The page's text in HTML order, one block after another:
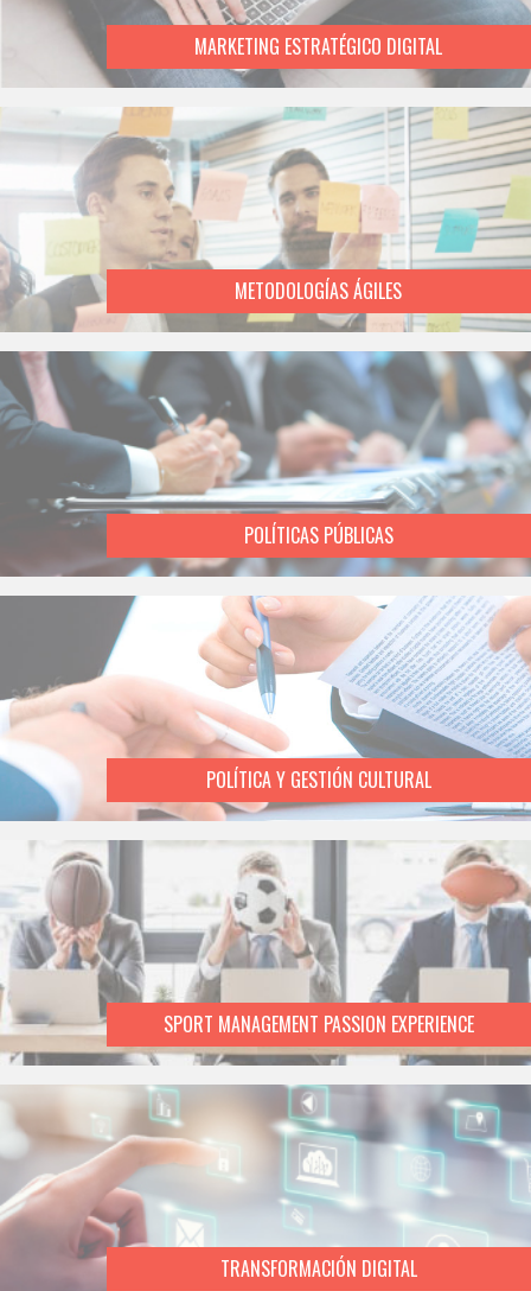
MARKETING ESTRATÉGICO DIGITAL
METODOLOGÍAS ÁGILES
POLÍTICAS PÚBLICAS
POLÍTICA Y GESTIÓN CULTURAL
SPORT MANAGEMENT PASSION EXPERIENCE
TRANSFORMACIÓN DIGITAL